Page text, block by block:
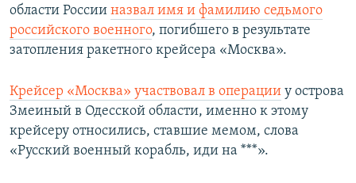
области России назвал имя и фамилию седьмого
российского военного, погибшего в результате
затопления ракетного крейсера «Москва».
Крейсер «Москва» участвовал в операции у острова
Змеиный в Одесской области, именно к этому
крейсеру относились, ставшие мемом, слова
«Русский военный корабль, иди на ***».